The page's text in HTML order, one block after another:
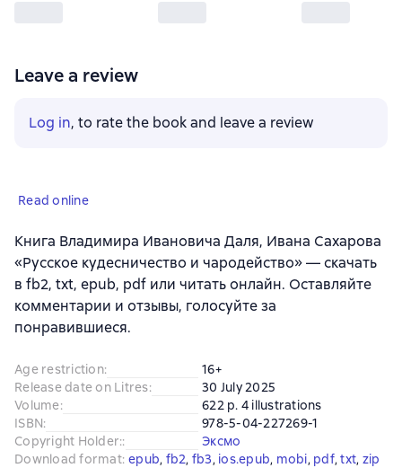
Leave a review
Log in, to rate the book and leave a review
Read online
Книга Владимира Ивановича Даля, Ивана Сахарова
«Русское кудесничество и чародейство» — скачать
в fb2, txt, epub, pdf или читать онлайн. Оставляйте
комментарии и отзывы, голосуйте за
понравившиеся.
Age restriction:
16+
Release date on Litres:
30 July 2025
Volume:
622 p. 4 illustrations
ISBN:
978-5-04-227269-1
Copyright Holder::
Эксмо
Download format: epub, fb2, fb3, ios.epub, mobi, pdf, txt, zip